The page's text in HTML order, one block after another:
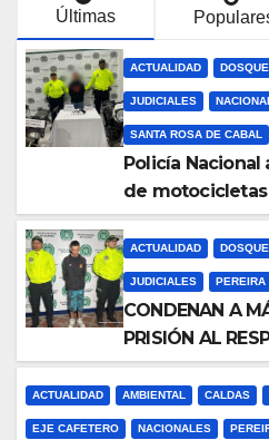
Últimas
ACTUALIDAD
JUDICIALES
SANTA ROSA DE CABAL
Policía
de motocicletas
ACTUALIDAD
JUDICIALES PEREIRA
CONDENAN A
PRISIÓN AL
LA MUERTE DE
ACTUALIDAD AMBIENTAL CALDAS
EJE CAFETERO NACIONALES